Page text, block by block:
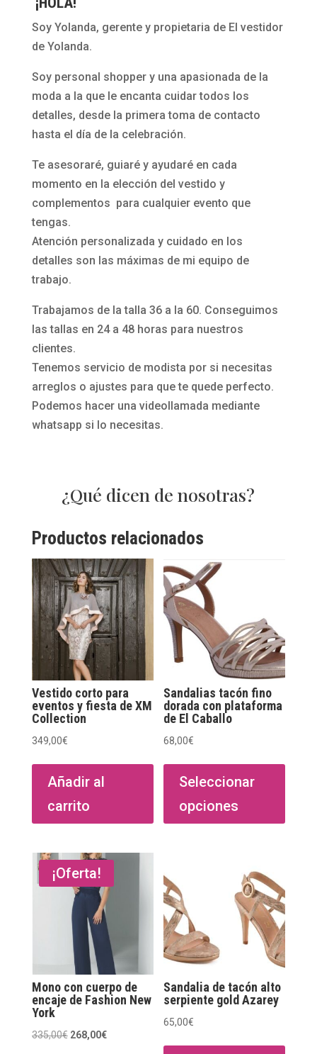
Soy Yolanda, gerente y propietaria de El vestidor
de Yolanda.
Soy personal shopper y una apasionada de la
moda a la que le encanta cuidar todos los
detalles, desde la primera toma de contacto
hasta el día de la celebración.
Te asesoraré, guiaré y ayudaré en cada
momento en la elección del vestido y
complementos para cualquier evento que
tengas.
Atención personalizada y cuidado en los
detalles son las máximas de mi equipo de
trabajo.
Trabajamos de la talla 36 a la 60. Conseguimos
las tallas en 24 a 48 horas para nuestros
clientes.
Tenemos servicio de modista por si necesitas
arreglos o ajustes para que te quede perfecto.
Podemos hacer una videollamada mediante
whatsapp si lo necesitas.
¿Qué dicen de nosotras?
Productos relacionados
Vestido corto para
eventos y fiesta de XM
Collection
349,00€
Añadir al
carrito
Sandalias tacón fino
dorada con plataforma
de El Caballo
68,00€
Seleccionar
opciones
se
elegir
en
la
¡Oferta!
Mono con cuerpo de
encaje de Fashion New
York
335,00€ El
268,00€El
Sandalia de tacón alto
serpiente gold Azarey
65,00€